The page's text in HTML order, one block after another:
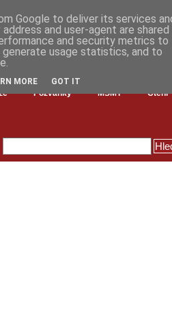
Pozvánky MŠMT Čtení
Google to deliver its services
and user-agent are shared
and security metrics to
usage statistics, and to
MORE GOT IT